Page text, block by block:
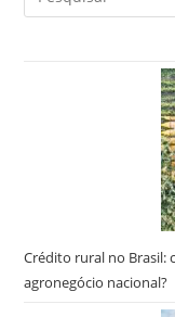
Crédito rural no Brasil:
agronegócio nacional?